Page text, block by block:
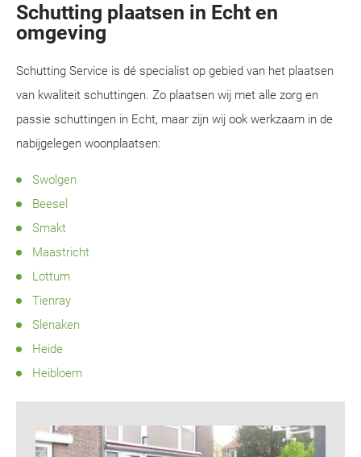
Schutting plaatsen in Echt en
omgeving
Schutting Service is dé specialist op gebied van het plaatsen
van kwaliteit schuttingen. Zo plaatsen wij met alle zorg en
passie schuttingen in Echt, maar zijn wij ook werkzaam in de
nabijgelegen woonplaatsen:
Swolgen
Beesel
Smakt
Maastricht
Lottum
Tienray
Slenaken
Heide
Heibloem